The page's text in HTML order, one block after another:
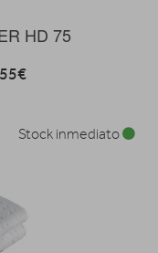
HD 75
55€
Stock inmediato